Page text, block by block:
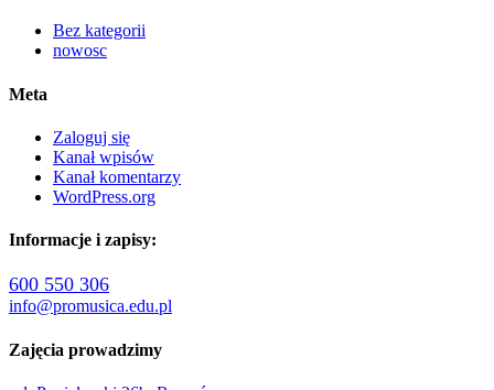
Bez kategorii
nowosc
Meta
Zaloguj się
Kanał wpisów
Kanał komentarzy
WordPress.org
Informacje i zapisy:
600 550 306
info@promusica.edu.pl
Zajęcia prowadzimy